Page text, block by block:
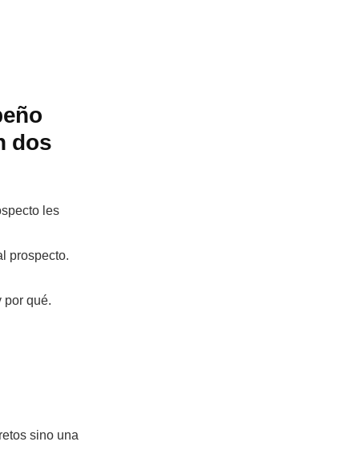
dos
les
prospecto.
por qué.
sino una